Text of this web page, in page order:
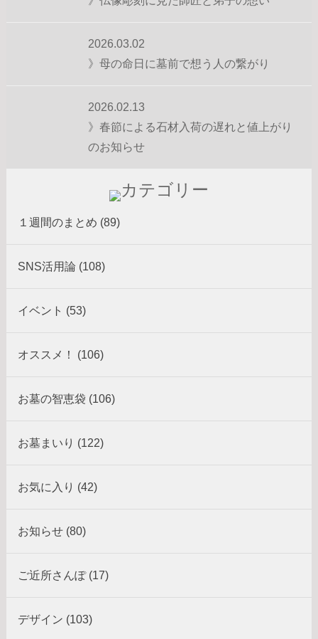
2026.03.02
》母の命日に墓前で想う人の繋がり
2026.02.13
》春節による石材入荷の遅れと値上がり
のお知らせ
１週間のまとめ (89)
SNS活用論 (108)
イベント (53)
オススメ！ (106)
お墓の智恵袋 (106)
お墓まいり (122)
お気に入り (42)
お知らせ (80)
ご近所さんぽ (17)
デザイン (103)